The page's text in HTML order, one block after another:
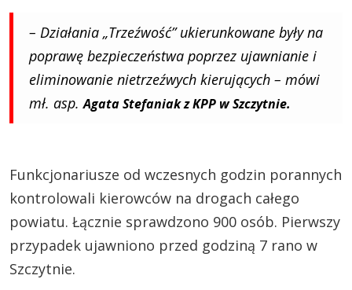
– Działania „Trzeźwość” ukierunkowane były na
poprawę bezpieczeństwa poprzez ujawnianie i
eliminowanie nietrzeźwych kierujących – mówi
mł. asp.Agata Stefaniak z KPP w Szczytnie.
Funkcjonariusze od wczesnych godzin porannych
kontrolowali kierowców na drogach całego
powiatu. Łącznie sprawdzono 900 osób. Pierwszy
przypadek ujawniono przed godziną 7 rano w
Szczytnie.